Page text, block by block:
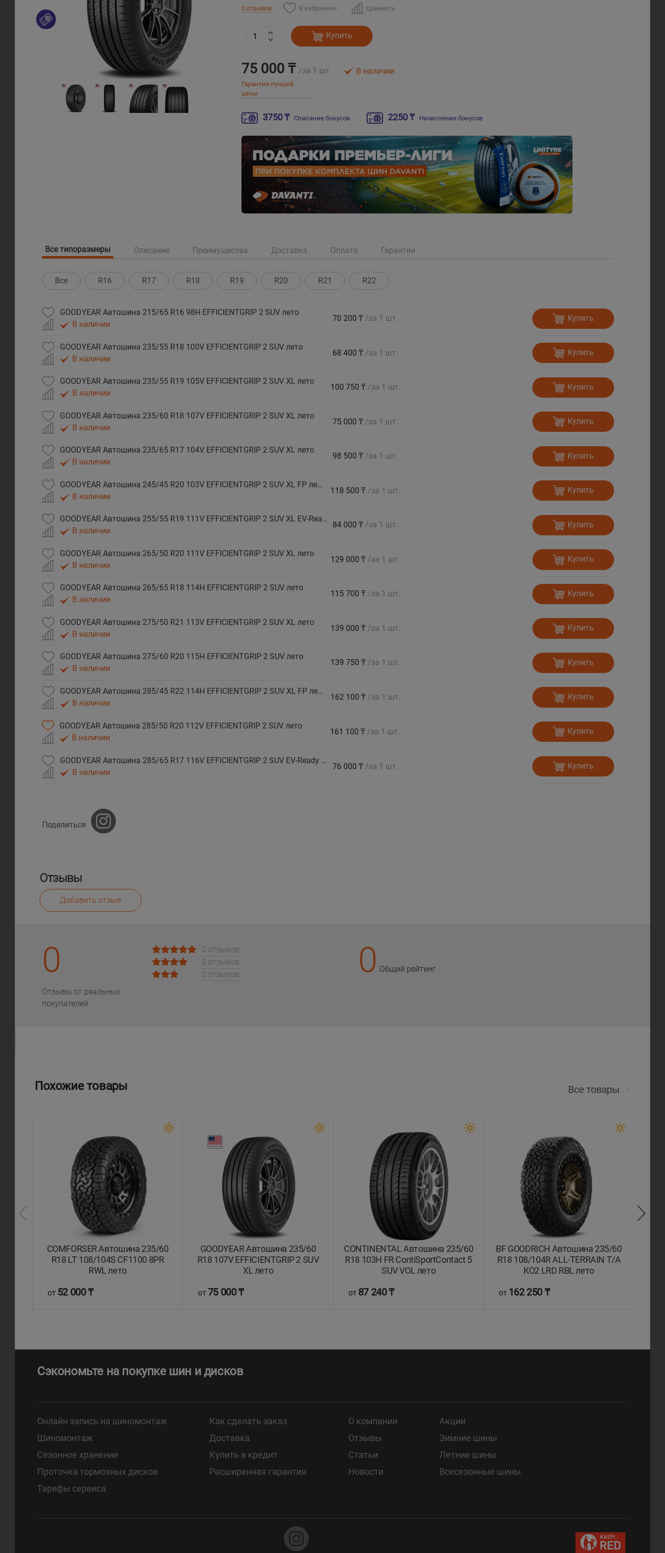
0 отзывов В избранное Сравнить
Купить
75 000 ₸ /за 1 шт.
Гарантия лучшей
цены
В наличии
3750 ₸ Списание бонусов 2250 ₸ Начисление бонусов
Все типоразмеры Описание Преимущества Доставка Оплата Гарантии
Все R16 R17 R18 R19 R20 R21 R22
GOODYEAR Автошина 215/65 R16 98H EFFICIENTGRIP 2 SUV лето
В наличии
70 200 ₸ /за 1 шт. Купить
GOODYEAR Автошина 235/55 R18 100V EFFICIENTGRIP 2 SUV лето
В наличии
68 400 ₸ /за 1 шт. Купить
GOODYEAR Автошина 235/55 R19 105V EFFICIENTGRIP 2 SUV XL лето
В наличии
100 750 ₸ /за 1 шт. Купить
GOODYEAR Автошина 235/60 R18 107V EFFICIENTGRIP 2 SUV XL лето
В наличии
75 000 ₸ /за 1 шт. Купить
GOODYEAR Автошина 235/65 R17 104V EFFICIENTGRIP 2 SUV XL лето
В наличии
98 500 ₸ /за 1 шт. Купить
GOODYEAR Автошина 245/45 R20 103V EFFICIENTGRIP 2 SUV XL FP лето
В наличии
118 500 ₸ /за 1 шт. Купить
GOODYEAR Автошина 255/55 R19 111V EFFICIENTGRIP 2 SUV XL EV-Ready лето
В наличии
84 000 ₸ /за 1 шт. Купить
GOODYEAR Автошина 265/50 R20 111V EFFICIENTGRIP 2 SUV XL лето
В наличии
129 000 ₸ /за 1 шт. Купить
GOODYEAR Автошина 265/65 R18 114H EFFICIENTGRIP 2 SUV лето
В наличии
115 700 ₸ /за 1 шт. Купить
GOODYEAR Автошина 275/50 R21 113V EFFICIENTGRIP 2 SUV XL лето
В наличии
139 000 ₸ /за 1 шт. Купить
GOODYEAR Автошина 275/60 R20 115H EFFICIENTGRIP 2 SUV лето
В наличии
139 750 ₸ /за 1 шт. Купить
GOODYEAR Автошина 285/45 R22 114H EFFICIENTGRIP 2 SUV XL FP лето
В наличии
162 100 ₸ /за 1 шт. Купить
GOODYEAR Автошина 285/50 R20 112V EFFICIENTGRIP 2 SUV лето
В наличии
161 100 ₸ /за 1 шт. Купить
GOODYEAR Автошина 285/65 R17 116V EFFICIENTGRIP 2 SUV EV-Ready лето
В наличии
76 000 ₸ /за 1 шт. Купить
Поделиться
Отзывы
Добавить отзыв
0
Отзывы от реальных
покупателей
0 отзывов
0 отзывов
0 отзывов
0 Общий рейтинг
Похожие товары Все товары
COMFORSER Автошина 235/60
R18 LT 108/104S CF1100 8PR
RWL лето
от 52 000 ₸
GOODYEAR Автошина 235/60
R18 107V EFFICIENTGRIP 2 SUV
XL лето
от75 000 ₸
CONTINENTAL Автошина 235/60
R18 103H FR ContiSportContact 5
SUV VOL лето
от 87 240 ₸
BF GOODRICH Автошина 235/60
R18 108/104R ALL-TERRAIN T/A
KO2 LRD RBL лето
от 162 250 ₸
Сэкономьте на покупке шин и дисков
Онлайн запись на шиномонтаж
Шиномонтаж
Сезонное хранение
Проточка тормозных дисков
Тарифы сервиса
Как сделать заказ
Доставка
Купить в кредит
Расширенная гарантия
О компании
Отзывы
Статьи
Новости
Акции
Зимние шины
Летние шины
Всесезонные шины